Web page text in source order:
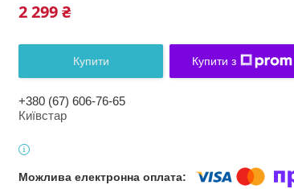
2 299 ₴
Купити Купити з
+380 (67) 606-76-65
Київстар